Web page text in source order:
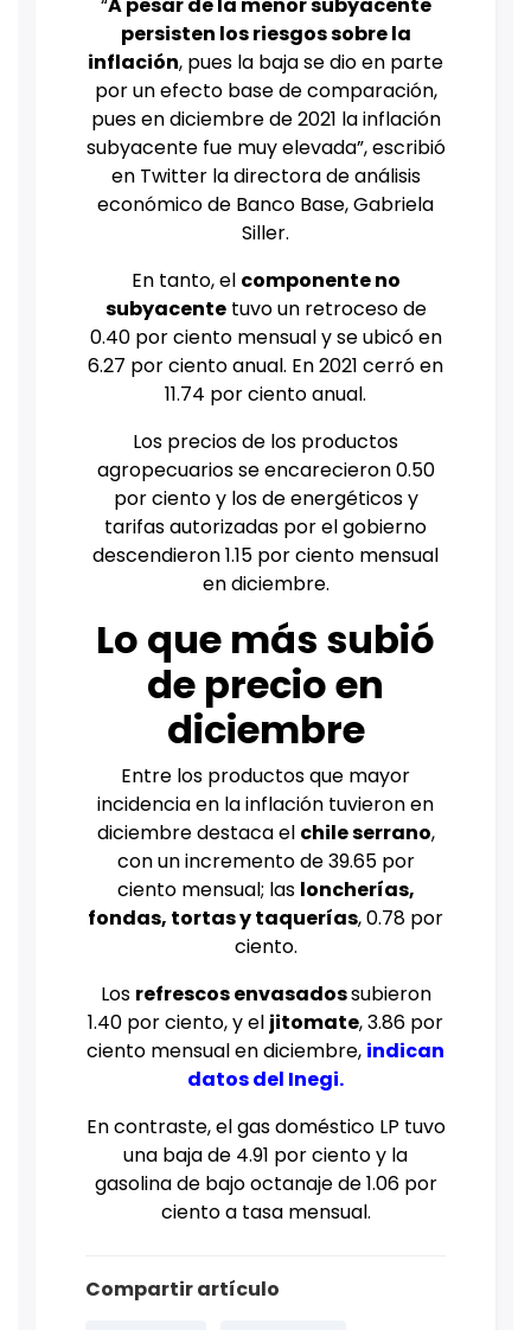
“A pesar de la menor subyacente
persisten los riesgos sobre la
inflación, pues la baja se dio en parte
por un efecto base de comparación,
pues en diciembre de 2021 la inflación
subyacente fue muy elevada”, escribió
en Twitter la directora de análisis
económico de Banco Base, Gabriela
Siller.
En tanto, el componente no
subyacentetuvo un retroceso de
0.40 por ciento mensual y se ubicó en
6.27 por ciento anual. En 2021 cerró en
11.74 por ciento anual.
Los precios de los productos
agropecuarios se encarecieron 0.50
por ciento y los de energéticos y
tarifas autorizadas por el gobierno
descendieron 1.15 por ciento mensual
en diciembre.
Lo que más subió
de precio en
diciembre
Entre los productos que mayor
incidencia en la inflación tuvieron en
diciembre destaca el chile serrano,
con un incremento de 39.65 por
ciento mensual; las loncherías,
fondas, tortas y taquerías, 0.78 por
ciento.
Los refrescos envasadossubieron
1.40 por ciento, y el jitomate, 3.86 por
ciento mensual en diciembre, indican
datos del Inegi.
En contraste, el gas doméstico LP tuvo
una baja de 4.91 por ciento y la
gasolina de bajo octanaje de 1.06 por
ciento a tasa mensual.
Compartir artículo